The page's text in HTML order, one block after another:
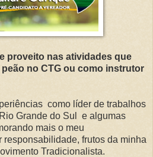
proveito nas atividades que
no CTG ou como instrutor
como líder de trabalhos
Grande do Sul e algumas
mais o meu
responsabilidade, frutos da minha
Tradicionalista.